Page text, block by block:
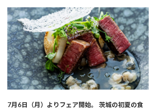
7月6日（月）よりフェア開始。 茨城の初夏の食